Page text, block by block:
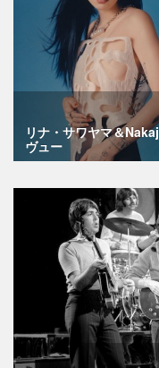
リナ・サワヤマ＆
ヴュー